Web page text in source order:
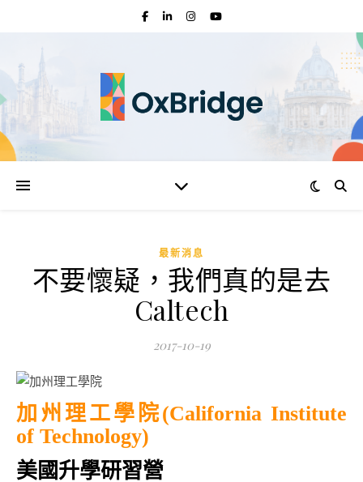
最新消息
不要懷疑，我們真的是去
Caltech
2017-10-19
加州理工學院(California Institute
of Technology)
美國升學研習營